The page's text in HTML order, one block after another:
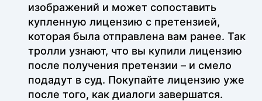
изображений и может сопоставить
купленную лицензию с претензией,
которая была отправлена вам ранее. Так
тролли узнают, что вы купили лицензию
после получения претензии – и смело
подадут в суд. Покупайте лицензию уже
после того, как диалоги завершатся.